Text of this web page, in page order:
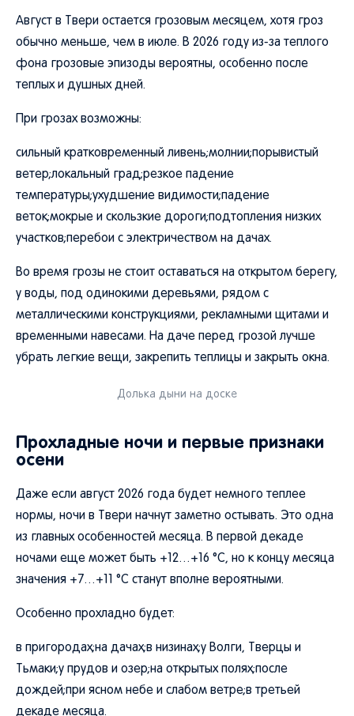
Август в Твери остается грозовым месяцем, хотя гроз
обычно меньше, чем в июле. В 2026 году из-за теплого
фона грозовые эпизоды вероятны, особенно после
теплых и душных дней.
При грозах возможны:
сильный кратковременный ливень;молнии;порывистый
ветер;локальный град;резкое падение
температуры;ухудшение видимости;падение
веток;мокрые и скользкие дороги;подтопления низких
участков;перебои с электричеством на дачах.
Во время грозы не стоит оставаться на открытом берегу,
у воды, под одинокими деревьями, рядом с
металлическими конструкциями, рекламными щитами и
временными навесами. На даче перед грозой лучше
убрать легкие вещи, закрепить теплицы и закрыть окна.
Долька дыни на доске
Прохладные ночи и первые признаки
осени
Даже если август 2026 года будет немного теплее
нормы, ночи в Твери начнут заметно остывать. Это одна
из главных особенностей месяца. В первой декаде
ночами еще может быть +12…+16 °C, но к концу месяца
значения +7…+11 °C станут вполне вероятными.
Особенно прохладно будет:
в пригородах;на дачах;в низинах;у Волги, Тверцы и
Тьмаки;у прудов и озер;на открытых полях;после
дождей;при ясном небе и слабом ветре;в третьей
декаде месяца.